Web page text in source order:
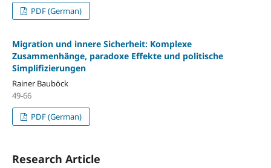
PDF (German)
Migration und innere Sicherheit: Komplexe
Zusammenhänge, paradoxe Effekte und politische
Simplifizierungen
Rainer Bauböck
49-66
PDF (German)
Research Article